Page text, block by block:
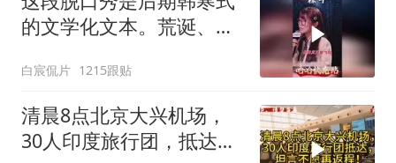
的文学化文本。荒诞、激
白宸侃片 1215跟贴
清晨8点北京大兴机场，
30人印度旅行团，抵达，